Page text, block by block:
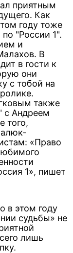
приятным
Как
году тоже
"России 1".
и
В
в гости к
они
с тобой на
также
с Андреем
того,
«Право
1», пишет
в этом году
судьбы» не
лишь